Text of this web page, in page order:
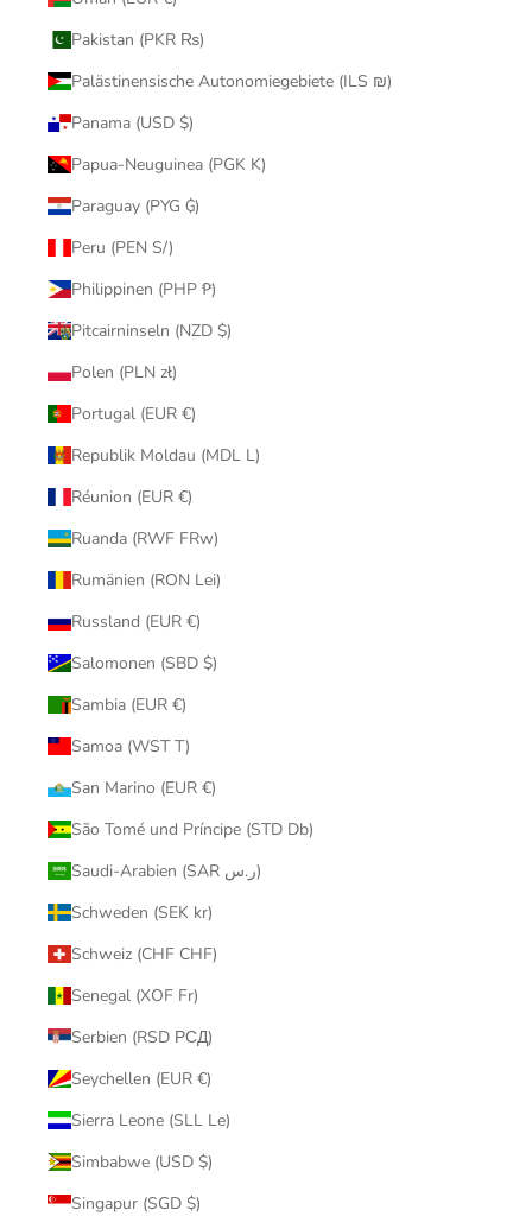
Pakistan (PKR ₨)
Palästinensische Autonomiegebiete (ILS ₪)
Panama (USD $)
Papua-Neuguinea (PGK K)
Paraguay (PYG ₲)
Peru (PEN S/)
Philippinen (PHP ₱)
Pitcairninseln (NZD $)
Polen (PLN zł)
Portugal (EUR €)
Republik Moldau (MDL L)
Réunion (EUR €)
Ruanda (RWF FRw)
Rumänien (RON Lei)
Russland (EUR €)
Salomonen (SBD $)
Sambia (EUR €)
Samoa (WST T)
San Marino (EUR €)
São Tomé und Príncipe (STD Db)
Saudi-Arabien (SAR ر.س)
Schweden (SEK kr)
Schweiz (CHF CHF)
Senegal (XOF Fr)
Serbien (RSD РСД)
Seychellen (EUR €)
Sierra Leone (SLL Le)
Simbabwe (USD $)
Singapur (SGD $)